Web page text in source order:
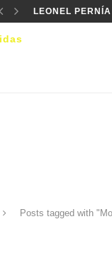
LEONEL
Posts tagged with